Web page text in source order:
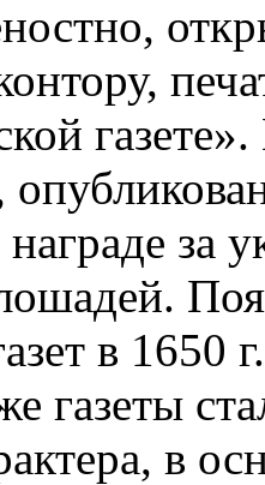
за
в 1650 г.
газеты
в